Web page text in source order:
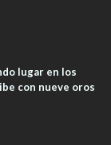
lugar en los
con nueve oros